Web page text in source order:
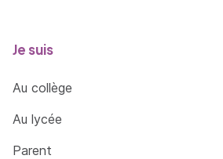
Je suis
Au collège
Au lycée
Parent